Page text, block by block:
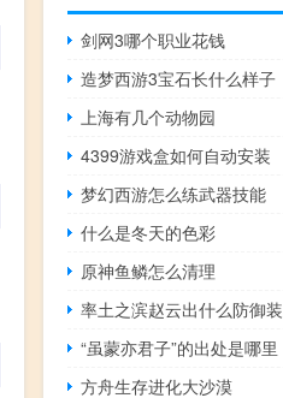
剑网3哪个职业花钱
造梦西游3宝石长什么样子
上海有几个动物园
4399游戏盒如何自动安装
梦幻西游怎么练武器技能
什么是冬天的色彩
原神鱼鳞怎么清理
率土之滨赵云出什么防御装
“虽蒙亦君子”的出处是哪里
方舟生存进化大沙漠